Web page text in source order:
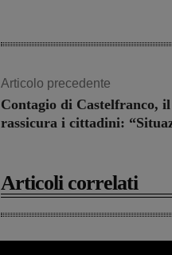
Articolo precedente
Contagio di Castelfranco,
rassicura i cittadini:
Articoli correlati